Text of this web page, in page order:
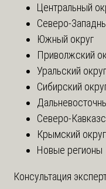
Центральный
Северо-
Южный округ
Приволжский
Уральский округ
Сибирский
Северо-
Крымский округ
Новые регионы
Консультация